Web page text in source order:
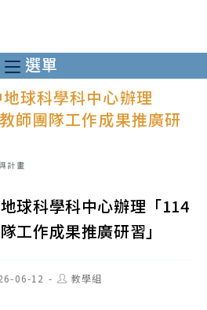
選單
球科學科中心辦理
師團隊工作成果推廣研
計畫
球科學科中心辦理「114
工作成果推廣研習」
06-12
Post教學組